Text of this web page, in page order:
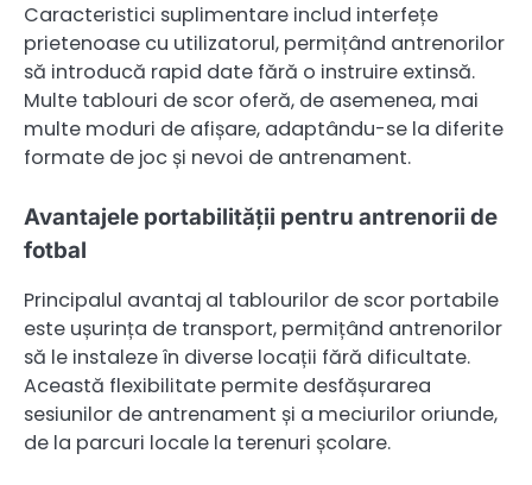
Caracteristici suplimentare includ interfețe
prietenoase cu utilizatorul, permițând antrenorilor
să introducă rapid date fără o instruire extinsă.
Multe tablouri de scor oferă, de asemenea, mai
multe moduri de afișare, adaptându-se la diferite
formate de joc și nevoi de antrenament.
Avantajele portabilității pentru antrenorii de
fotbal
Principalul avantaj al tablourilor de scor portabile
este ușurința de transport, permițând antrenorilor
să le instaleze în diverse locații fără dificultate.
Această flexibilitate permite desfășurarea
sesiunilor de antrenament și a meciurilor oriunde,
de la parcuri locale la terenuri școlare.